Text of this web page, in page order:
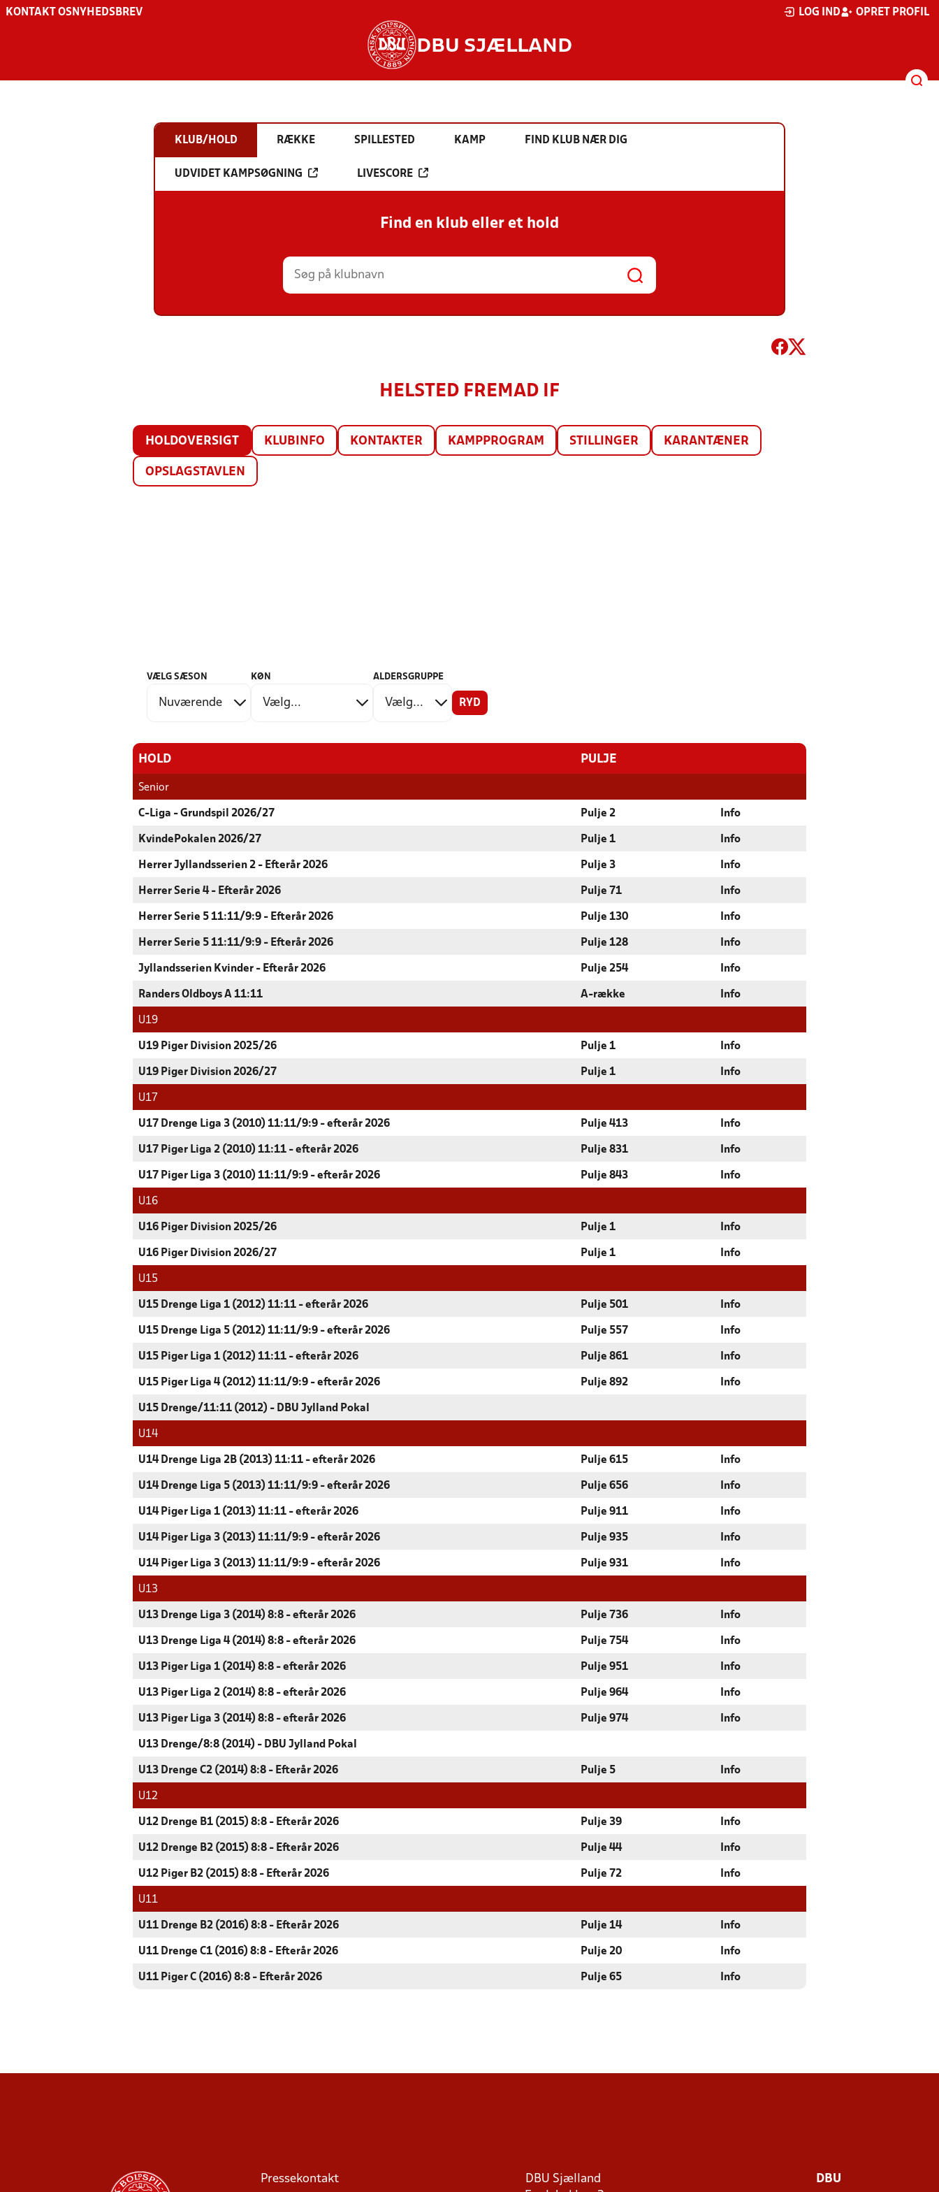
KONTAKT OS NYHEDSBREV LOG IND OPRET PROFIL
DBU SJÆLLAND
KLUB/HOLD RÆKKE SPILLESTED KAMP FIND KLUB NÆR DIG
UDVIDET KAMPSØGNING LIVESCORE
Find en klub eller et hold
HELSTED FREMAD IF
HOLDOVERSIGT KLUBINFO KONTAKTER KAMPPROGRAM STILLINGER KARANTÆNER
OPSLAGSTAVLEN
VÆLG SÆSON KØN ALDERSGRUPPE
RYD
HOLD PULJE
Senior
C-Liga - Grundspil 2026/27 Pulje 2 Info
KvindePokalen 2026/27 Pulje 1 Info
Herrer Jyllandsserien 2 - Efterår 2026 Pulje 3 Info
Herrer Serie 4 - Efterår 2026 Pulje 71 Info
Herrer Serie 5 11:11/9:9 - Efterår 2026 Pulje 130 Info
Herrer Serie 5 11:11/9:9 - Efterår 2026 Pulje 128 Info
Jyllandsserien Kvinder - Efterår 2026 Pulje 254 Info
Randers Oldboys A 11:11 A-række Info
U19
U19 Piger Division 2025/26 Pulje 1 Info
U19 Piger Division 2026/27 Pulje 1 Info
U17
U17 Drenge Liga 3 (2010) 11:11/9:9 - efterår 2026 Pulje 413 Info
U17 Piger Liga 2 (2010) 11:11 - efterår 2026 Pulje 831 Info
U17 Piger Liga 3 (2010) 11:11/9:9 - efterår 2026 Pulje 843 Info
U16
U16 Piger Division 2025/26 Pulje 1 Info
U16 Piger Division 2026/27 Pulje 1 Info
U15
U15 Drenge Liga 1 (2012) 11:11 - efterår 2026 Pulje 501 Info
U15 Drenge Liga 5 (2012) 11:11/9:9 - efterår 2026 Pulje 557 Info
U15 Piger Liga 1 (2012) 11:11 - efterår 2026 Pulje 861 Info
U15 Piger Liga 4 (2012) 11:11/9:9 - efterår 2026 Pulje 892 Info
U15 Drenge/11:11 (2012) - DBU Jylland Pokal
U14
U14 Drenge Liga 2B (2013) 11:11 - efterår 2026 Pulje 615 Info
U14 Drenge Liga 5 (2013) 11:11/9:9 - efterår 2026 Pulje 656 Info
U14 Piger Liga 1 (2013) 11:11 - efterår 2026 Pulje 911 Info
U14 Piger Liga 3 (2013) 11:11/9:9 - efterår 2026 Pulje 935 Info
U14 Piger Liga 3 (2013) 11:11/9:9 - efterår 2026 Pulje 931 Info
U13
U13 Drenge Liga 3 (2014) 8:8 - efterår 2026 Pulje 736 Info
U13 Drenge Liga 4 (2014) 8:8 - efterår 2026 Pulje 754 Info
U13 Piger Liga 1 (2014) 8:8 - efterår 2026 Pulje 951 Info
U13 Piger Liga 2 (2014) 8:8 - efterår 2026 Pulje 964 Info
U13 Piger Liga 3 (2014) 8:8 - efterår 2026 Pulje 974 Info
U13 Drenge/8:8 (2014) - DBU Jylland Pokal
U13 Drenge C2 (2014) 8:8 - Efterår 2026 Pulje 5 Info
U12
U12 Drenge B1 (2015) 8:8 - Efterår 2026 Pulje 39 Info
U12 Drenge B2 (2015) 8:8 - Efterår 2026 Pulje 44 Info
U12 Piger B2 (2015) 8:8 - Efterår 2026 Pulje 72 Info
U11
U11 Drenge B2 (2016) 8:8 - Efterår 2026 Pulje 14 Info
U11 Drenge C1 (2016) 8:8 - Efterår 2026 Pulje 20 Info
U11 Piger C (2016) 8:8 - Efterår 2026 Pulje 65 Info
Pressekontakt
DBU Sjælland
DBU